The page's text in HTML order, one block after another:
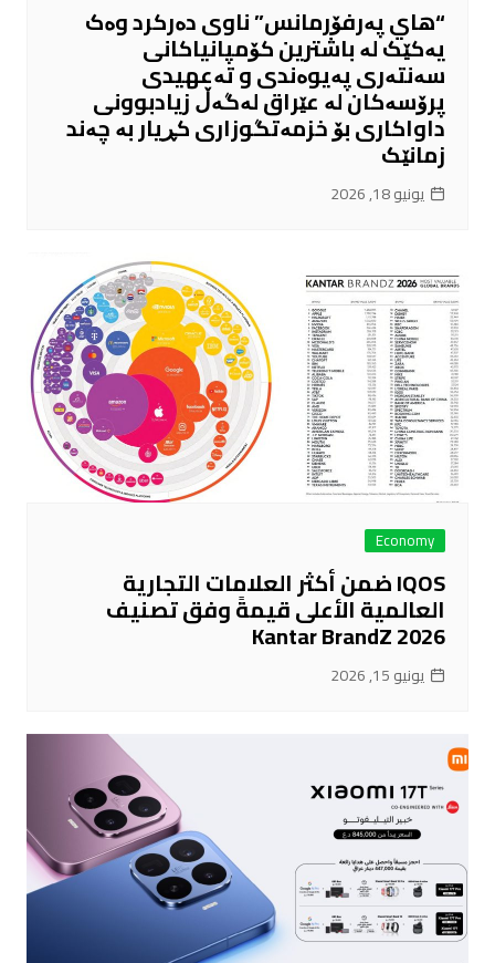
“هاي پەرفۆرمانس” ناوی دەرکرد وەک
یەکێک لە باشترین کۆمپانیاکانی
سەنتەری پەیوەندی و تەعهیدی
پرۆسەکان لە عێراق لەگەڵ زیادبوونی
داواکاری بۆ خزمەتگوزاری کڕیار بە چەند
زمانێک
يونيو 18, 2026
Economy
IQOS ضمن أكثر العلامات التجارية
العالمية الأعلى قيمةً وفق تصنيف
Kantar BrandZ 2026
يونيو 15, 2026